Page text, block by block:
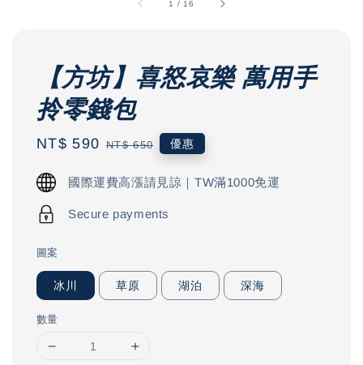
1 / 16
【方坊】喜怒哀樂 萬用手
拎零錢包
Sale
NT$ 590 Regular
NT$ 650 優惠
國際運費高漲請見諒｜TW滿1000免運
Secure payments
圖案
冰川 草原 湖泊 深海
數量